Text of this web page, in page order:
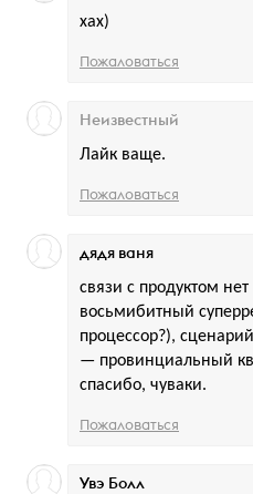
хах)
Пожаловаться
Лайк ваще.
Неизвестный
Пожаловаться
связи с продуктом
восьмибитный
процессор?),
— провинциальный
спасибо, чуваки.
дядя ваня
Пожаловаться
Увэ Болл